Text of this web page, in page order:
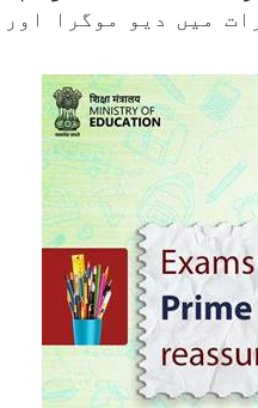
میں دیو موگرا